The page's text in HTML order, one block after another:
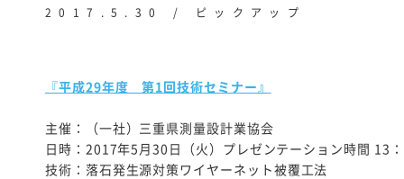
2017.5.30 / ピックアップ
『平成29年度 第1回技術セミナー』
主催：（一社）三重県測量設計業協会
日時： 2017年5月30日（火）プレゼンテーション時間 13
技術：落石発生源対策ワイヤーネット被覆工法